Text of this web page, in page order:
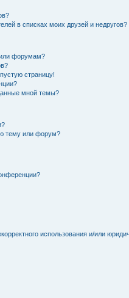
в списках моих друзей и недругов?
форумам?
страницу!
мной темы?
тему или форум?
использования и/или